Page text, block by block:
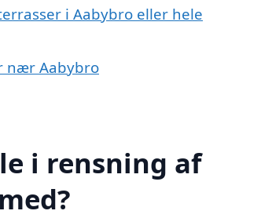
i Aabybro eller hele
nær Aabybro
i rensning af